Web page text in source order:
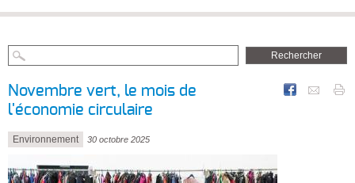
Novembre vert, le mois de
l'économie circulaire
Environnement 30 octobre 2025